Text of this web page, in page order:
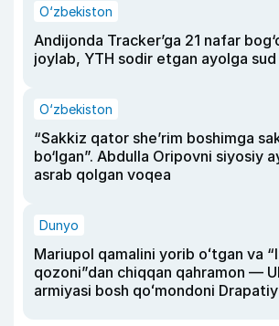
O‘zbekiston
Andijonda Tracker’ga 21 nafar
joylab, YTH sodir etgan ayolga sud
O‘zbekiston
“Sakkiz qator she’rim boshimga
bo‘lgan”. Abdulla Oripovni siyosiy
asrab qolgan voqea
Dunyo
Mariupol qamalini yorib oʻtgan va
qozoni”dan chiqqan qahramon —
armiyasi bosh qoʻmondoni